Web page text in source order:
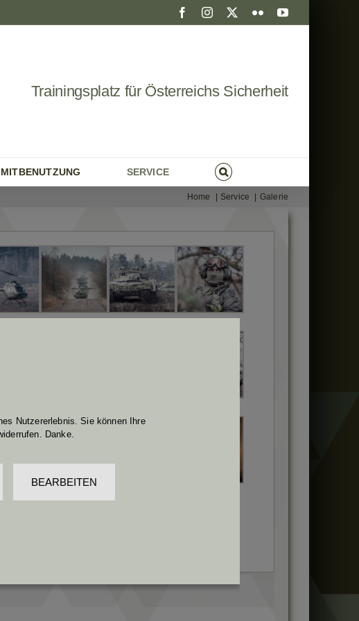
FacebookInstagram FlickrYouTube
Trainingsplatz für Österreichs Sicherheit
SERVICE
Home Service Galerie
Nutzererlebnis. Sie können Ihre
Danke.
BEARBEITEN